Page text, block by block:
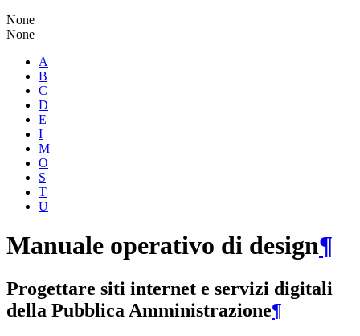
None
None
A
B
C
D
E
I
M
O
S
T
U
Manuale operativo di design¶
Progettare siti internet e servizi digitali
della Pubblica Amministrazione¶